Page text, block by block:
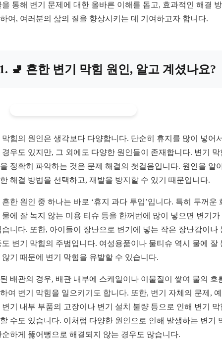
을 통해 변기 문제에 대한 올바른 이해를 돕고, 효과적인 해결
여, 여러분의 삶의 질을 향상시키는 데 기여하고자 합니다.
🚽 흔한 변기 막힘 원인, 알고 계셨나요?
막힘의 원인은 생각보다 다양합니다. 단순히 휴지를 많이 넣어
경우도 있지만, 그 외에도 다양한 원인들이 존재합니다. 변기 막
정확히 파악하는 것은 문제 해결의 첫걸음입니다. 원인을 알
해결 방법을 선택하고, 재발을 방지할 수 있기 때문입니다.
흔한 원인 중 하나는 바로 ‘휴지 과다 투입’입니다. 특히 두꺼운
물에 잘 녹지 않는 미용 티슈 등을 한꺼번에 많이 넣으면 변기가
습니다. 또한, 아이들이 장난으로 변기에 넣는 작은 장난감이나
도 변기 막힘의 주범입니다. 여성용품이나 물티슈 역시 물에 잘
않기 때문에 변기 막힘을 유발할 수 있습니다.
배관의 경우, 배관 내부에 스케일이나 이물질이 쌓여 물의 흐
여 변기 막힘을 일으키기도 합니다. 또한, 변기 자체의 문제,
변기 내부 부품의 고장이나 변기 설치 불량 등으로 인해 변기 막
수도 있습니다. 이처럼 다양한 원인으로 인해 발생하는 변기
순하게 뚫어뻥으로 해결되지 않는 경우도 많습니다.